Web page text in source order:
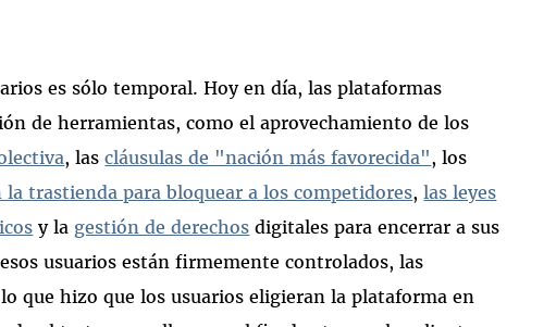
es sólo temporal. Hoy en día, las plataformas
de herramientas, como el aprovechamiento de los
, lascláusulas de "nación más favorecida", los
la trastienda para bloquear a los competidores,las leyes
y la gestión de derechos digitales para encerrar a sus
usuarios están firmemente controlados, las
que hizo que los usuarios eligieran la plataforma en